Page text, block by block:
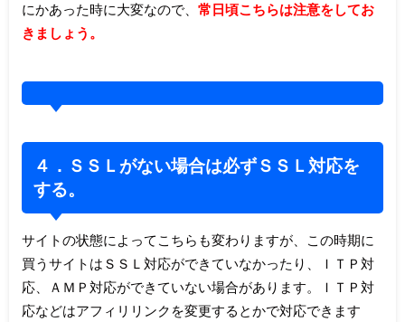
にかあった時に大変なので、 常日頃こちらは注意をしてお
きましょう。
４．ＳＳＬがない場合は必ずＳＳＬ対応を
する。
サイトの状態によってこちらも変わりますが、この時期に
買うサイトはＳＳＬ対応ができていなかったり、ＩＴＰ対
応、ＡＭＰ対応ができていない場合があります。ＩＴＰ対
応などはアフィリリンクを変更するとかで対応できます